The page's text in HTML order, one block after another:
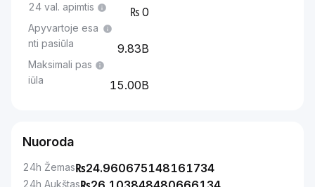
24 val. apimtis 0
Apyvartoje esa
nti pasiūla
9.83B
Maksimali pas
iūla
15.00B
Nuoroda
24h Žemas₨24.960675148161734
24h Aukštas